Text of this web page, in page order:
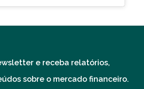
e receba relatórios,
sobre o mercado financeiro.